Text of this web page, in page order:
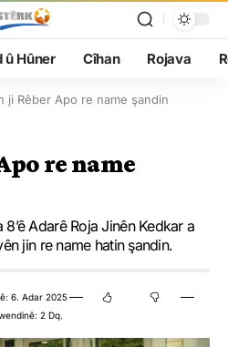
û Hûner Cîhan Rojava
ji Rêber Apo re name şandin
re name
Adarê Roja Jinên Kedkar a
jin re name hatin şandin.
6. Adar 2025
2 Dq.